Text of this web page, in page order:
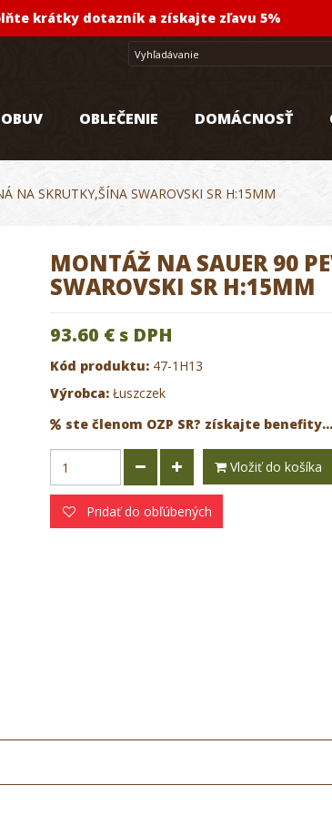
krátky dotazník a získajte zľavu 5%
OBUV OBLEČENIE DOMÁCNOSŤ
NA SKRUTKY,ŠÍNA SWAROVSKI SR H:15MM
MONTÁŽ NA SAUER 90
SWAROVSKI SR H:15MM
93.60 €s DPH
Kód produktu: 47-1H13
Výrobca: Łuszczek
ste členom OZP SR? získajte benefity...
Vložiť do košíka
Pridať do obľúbených